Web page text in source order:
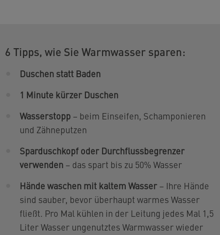
6 Tipps, wie Sie Warmwasser sparen:
Duschen statt Baden
1 Minute kürzer Duschen
Wasserstopp – beim Einseifen, Schamponieren
und Zähneputzen
Sparduschkopf oder Durchflussbegrenzer
verwenden – das spart bis zu 50% Wasser
Hände waschen mit kaltem Wasser – Ihre Hände
sind sauber, bevor überhaupt warmes Wasser
fließt. Pro Mal kühlen in der Leitung jedes Mal 1,5
Liter Wasser ungenutztes Warmwasser wieder